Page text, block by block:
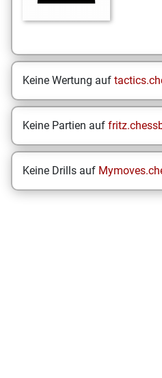
Keine Wertung auf
Keine Partien auf
Keine Drills auf